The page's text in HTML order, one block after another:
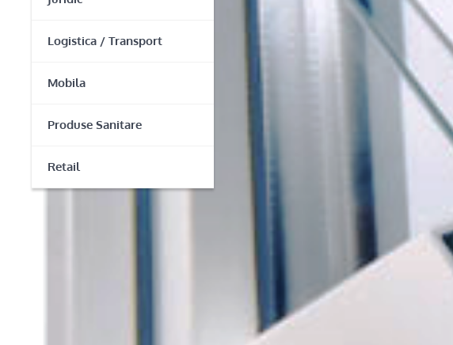
Logistica / Transport
Mobila
Produse Sanitare
Retail